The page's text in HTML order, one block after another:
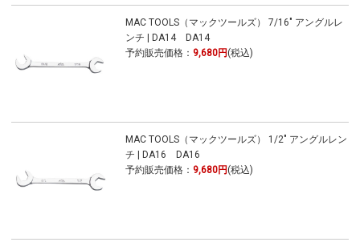
MAC TOOLS（マックツールズ） 7/16" アングルレ
ンチ | DA14 DA14
予約販売価格： 9,680円 (税込)
MAC TOOLS（マックツールズ） 1/2" アングルレン
チ | DA16 DA16
予約販売価格： 9,680円 (税込)